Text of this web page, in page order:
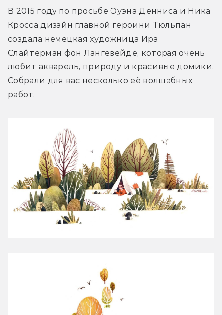
В 2015 году по просьбе Оуэна Денниса и Ника
Кросса дизайн главной героини Тюльпан
создала немецкая художница Ира
Слайтерман фон Лангевейде, которая очень
любит акварель, природу и красивые домики.
Собрали для вас несколько её волшебных
работ.